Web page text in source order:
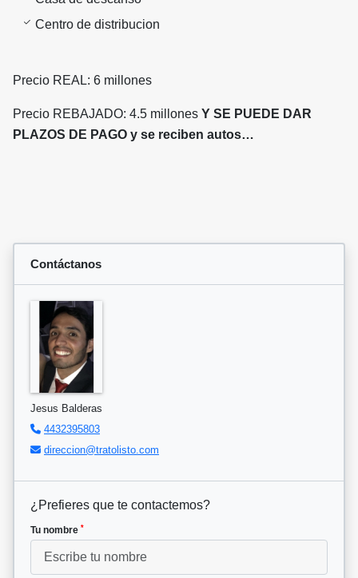
Centro de distribucion
Precio REAL: 6 millones
Precio REBAJADO: 4.5 millones Y SE PUEDE DAR
PLAZOS DE PAGO y se reciben autos…
Contáctanos
Jesus Balderas
4432395803
direccion@tratolisto.com
¿Prefieres que te contactemos?
Tu nombre *